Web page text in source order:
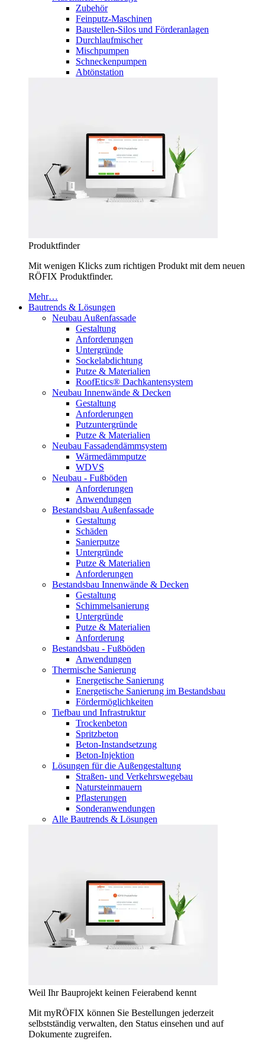
Zubehör
Feinputz-Maschinen
Baustellen-Silos und Förderanlagen
Durchlaufmischer
Mischpumpen
Schneckenpumpen
Abtönstation
Produktfinder
Mit wenigen Klicks zum richtigen Produkt mit dem neuen
RÖFIX Produktfinder.
Mehr…
Bautrends & Lösungen
Neubau Außenfassade
Gestaltung
Anforderungen
Untergründe
Sockelabdichtung
Putze & Materialien
RoofEtics® Dachkantensystem
Neubau Innenwände & Decken
Gestaltung
Anforderungen
Putzuntergründe
Putze & Materialien
Neubau Fassadendämmsystem
Wärmedämmputze
WDVS
Neubau - Fußböden
Anforderungen
Anwendungen
Bestandsbau Außenfassade
Gestaltung
Schäden
Sanierputze
Untergründe
Putze & Materialien
Anforderungen
Bestandsbau Innenwände & Decken
Gestaltung
Schimmelsanierung
Untergründe
Putze & Materialien
Anforderung
Bestandsbau - Fußböden
Anwendungen
Thermische Sanierung
Energetische Sanierung
Energetische Sanierung im Bestandsbau
Fördermöglichkeiten
Tiefbau und Infrastruktur
Trockenbeton
Spritzbeton
Beton-Instandsetzung
Beton-Injektion
Lösungen für die Außengestaltung
Straßen- und Verkehrswegebau
Natursteinmauern
Pflasterungen
Sonderanwendungen
Alle Bautrends & Lösungen
Weil Ihr Bauprojekt keinen Feierabend kennt
Mit myRÖFIX können Sie Bestellungen jederzeit
selbstständig verwalten, den Status einsehen und auf
Dokumente zugreifen.